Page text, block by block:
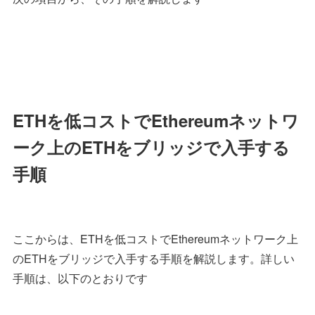
ETHを低コストでEthereumネットワ
ーク上のETHをブリッジで入手する
手順
ここからは、ETHを低コストでEthereumネットワーク上
のETHをブリッジで入手する手順を解説します。詳しい
手順は、以下のとおりです